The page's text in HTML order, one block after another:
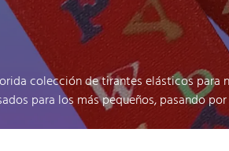
colección de tirantes elásticos para
​​para los más pequeños, pasando